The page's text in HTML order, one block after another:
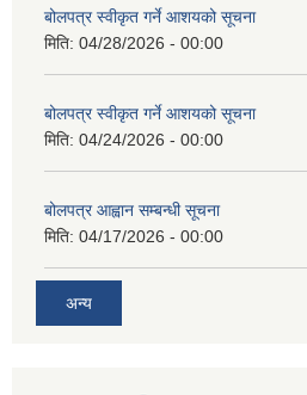
बोलपत्र स्वीकृत गर्ने आशयको सूचना
मिति: 04/28/2026 - 00:00
बोलपत्र स्वीकृत गर्ने आशयको सूचना
मिति: 04/24/2026 - 00:00
बोलपत्र आह्वान सम्बन्धी सूचना
मिति: 04/17/2026 - 00:00
अन्य